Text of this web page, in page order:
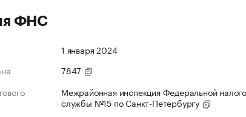
ФНС
1 января 2024
7847
Межрайонная инспекция Федеральной
службы №15 по Санкт-Петербургу